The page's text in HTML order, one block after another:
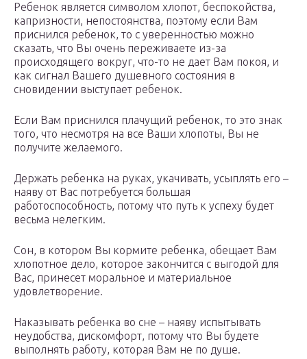
Ребенок является символом хлопот, беспокойства,
капризности, непостоянства, поэтому если Вам
приснился ребенок, то с уверенностью можно
сказать, что Вы очень переживаете из-за
происходящего вокруг, что-то не дает Вам покоя, и
как сигнал Вашего душевного состояния в
сновидении выступает ребенок.
Если Вам приснился плачущий ребенок, то это знак
того, что несмотря на все Ваши хлопоты, Вы не
получите желаемого.
Держать ребенка на руках, укачивать, усыплять его –
наяву от Вас потребуется большая
работоспособность, потому что путь к успеху будет
весьма нелегким.
Сон, в котором Вы кормите ребенка, обещает Вам
хлопотное дело, которое закончится с выгодой для
Вас, принесет моральное и материальное
удовлетворение.
Наказывать ребенка во сне – наяву испытывать
неудобства, дискомфорт, потому что Вы будете
выполнять работу, которая Вам не по душе.